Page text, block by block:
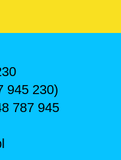
945 230)
787 945